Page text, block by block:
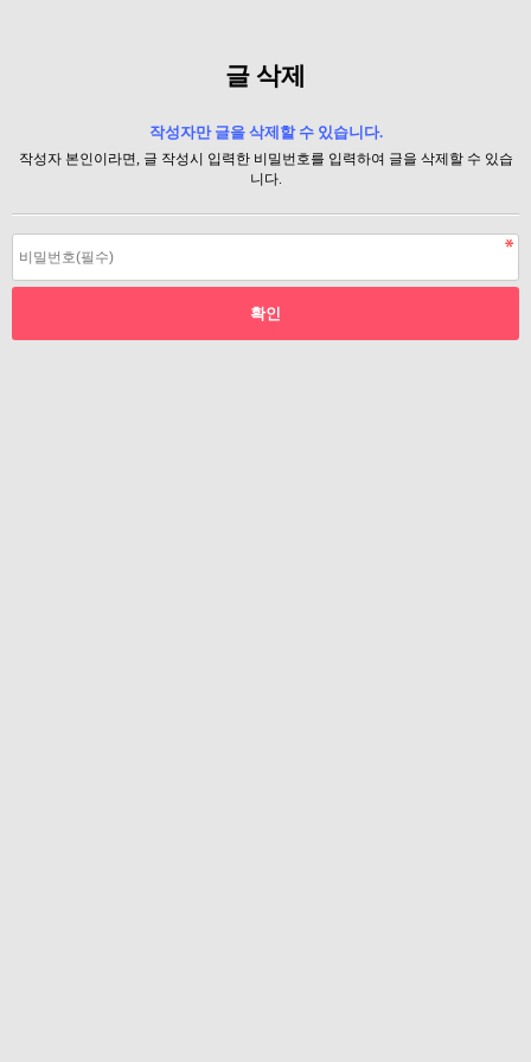
글 삭제
작성자만 글을 삭제할 수 있습니다.
작성자 본인이라면, 글 작성시 입력한 비밀번호를 입력하여 글을 삭제할 수 있습
니다.